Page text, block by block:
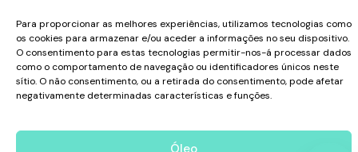
Para proporcionar as melhores experiências, utilizamos tecnologias como
os cookies para armazenar e/ou aceder a informações no seu dispositivo.
O consentimento para estas tecnologias permitir-nos-á processar dados
como o comportamento de navegação ou identificadores únicos neste
sítio. O não consentimento, ou a retirada do consentimento, pode afetar
negativamente determinadas características e funções.
Óleo